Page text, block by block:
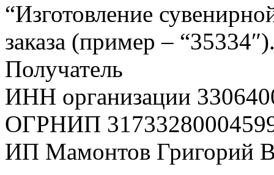
“Изготовление
заказа (пример –
Получатель
ИНН организации
ОГРНИП
ИП Мамонтов Григорий